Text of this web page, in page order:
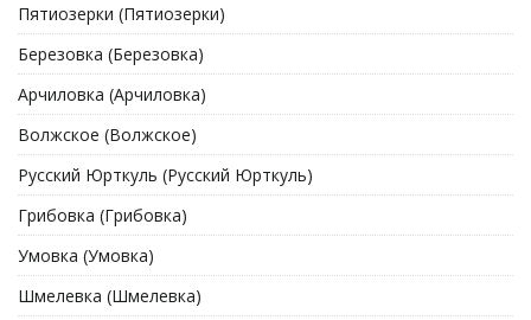
Пятиозерки (Пятиозерки)
Березовка (Березовка)
Арчиловка (Арчиловка)
Волжское (Волжское)
Русский Юрткуль (Русский Юрткуль)
Грибовка (Грибовка)
Умовка (Умовка)
Шмелевка (Шмелевка)